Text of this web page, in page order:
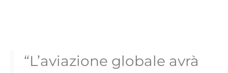
“L’aviazione globale avrà